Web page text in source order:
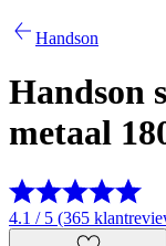
Handson
Handson
metaal
4.1 / 5 (365